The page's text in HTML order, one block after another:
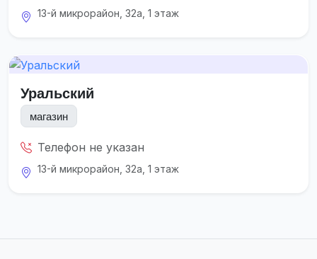
13-й микрорайон, 32а, 1 этаж
Уральский
магазин
Телефон не указан
13-й микрорайон, 32а, 1 этаж